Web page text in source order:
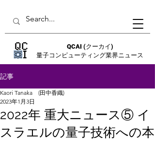
QCAI (クーカイ)
量子コンピューティング業界ニュース
記事
2022年 重大ニュース⑤ イ
スラエルの量子技術への本
Kaori Tanaka (田中香織)
2023年1月3日